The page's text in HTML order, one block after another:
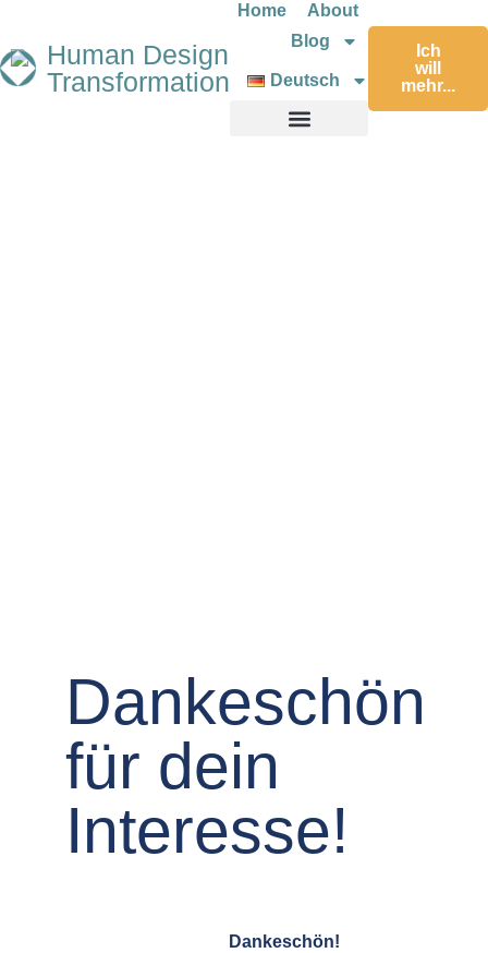
Human Design
Transformation
Home
About
Blog
Deutsch
Ich
will
mehr...
Dankeschön
für dein
Interesse!
Dankeschön!